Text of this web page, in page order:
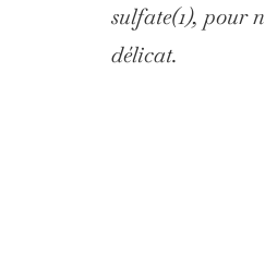
sulfate(1), pour
délicat.